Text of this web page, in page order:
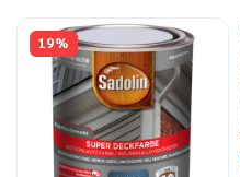
19%